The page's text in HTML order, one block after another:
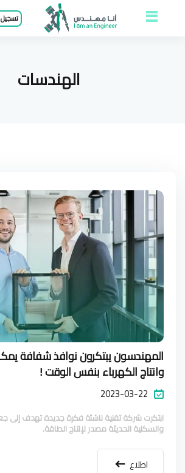
Open and close
الهندسات
المهندسون يبتكرون نوافذ شفافة
وانتاج الكهرباء بنفس الوقت !
2023-03-22
ابتكرت شركة تقنية ناشئة فكرة جديدة تهدف إلى
والسكنية الحديثة مصدر لإنتاج الطاقة.
اطلاع